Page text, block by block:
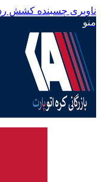
ناوبری چسبنده کشش
منو